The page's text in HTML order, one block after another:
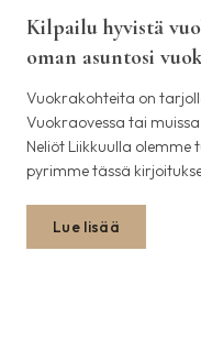
Kilpailu hyvistä
oman asuntosi
Vuokrakohteita on
Vuokraovessa tai
Neliöt Liikkuulla
pyrimme tässä
Lue lisää